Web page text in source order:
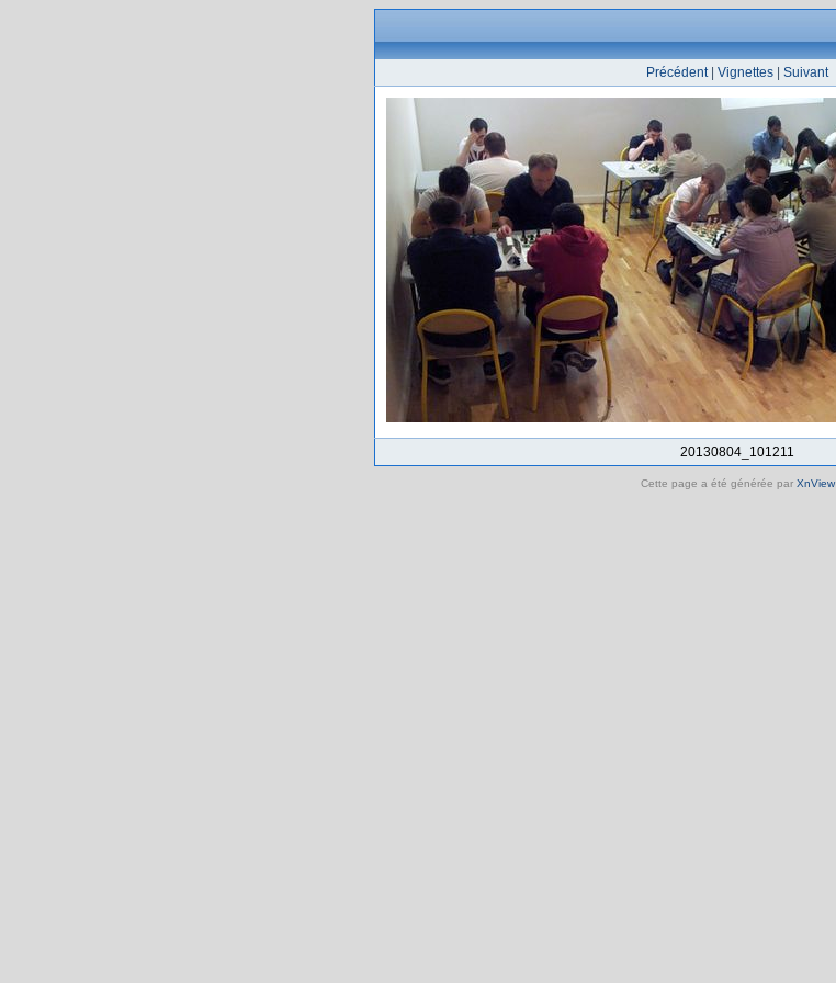
Précédent| Vignettes Suivant
20130804_101211
Cette page a été générée par XnView